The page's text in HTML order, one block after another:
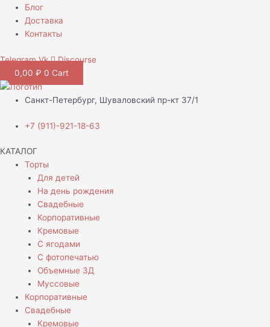
Блог
Доставка
Контакты
Telegram Vk
Discourse
0,00 ₽ 0 Cart
Санкт-Петербург, Шуваловский пр-кт 37/1
+7 (911)-921-18-63
КАТАЛОГ
Торты
Для детей
На день рождения
Свадебные
Корпоративные
Кремовые
С ягодами
С фотопечатью
Объемные 3Д
Муссовые
Корпоративные
Свадебные
Кремовые